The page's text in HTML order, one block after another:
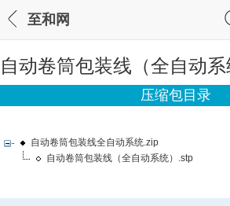
至和网
自动卷筒包装线（全自动系
压缩包目录
自动卷筒包装线全自动系统.zip
自动卷筒包装线（全自动系统）.stp